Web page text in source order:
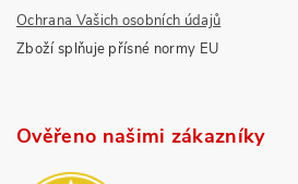
Ochrana Vašich osobních údajů
Zboží splňuje přísné normy EU
Ověřeno našimi zákazníky